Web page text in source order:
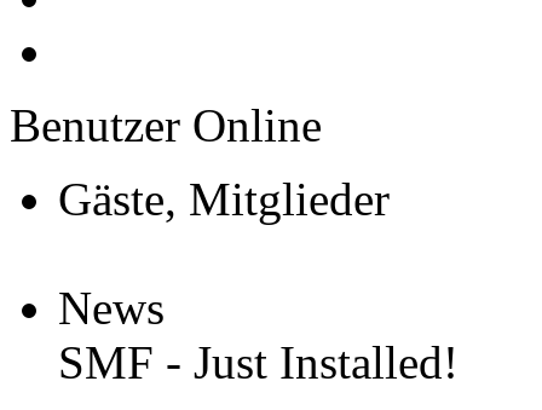
Benutzer Online
Gäste, Mitglieder
News
SMF - Just Installed!